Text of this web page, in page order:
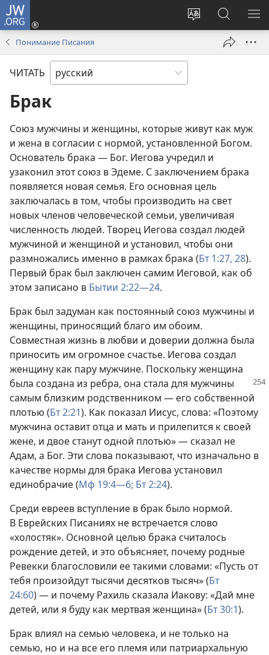
JW.ORG
Изменить
Войти
(открывается
окне)
Поиск
по
jw.org
Понимание Писания
ЧИТАТЬ
Брак
Союз мужчины и женщины, которые живут как муж
и жена в согласии с нормой, установленной Богом.
Основатель брака — Бог. Иегова учредил и
узаконил этот союз в Эдеме. С заключением брака
появляется новая семья. Его основная цель
заключалась в том, чтобы производить на свет
новых членов человеческой семьи, увеличивая
численность людей. Творец Иегова создал людей
мужчиной и женщиной и установил, чтобы они
размножались именно в рамках брака (Бт 1:27, 28).
Первый брак был заключен самим Иеговой, как об
этом записано в Бытии 2:22—24.
Брак был задуман как постоянный союз мужчины и
женщины, приносящий благо им обоим.
Совместная жизнь в любви и доверии должна была
приносить им огромное счастье. Иегова создал
женщину как пару мужчине. Поскольку женщина
была создана из ребра, она стала для мужчины
самым близким родственником — его собственной
плотью (Бт 2:21). Как показал Иисус, слова: «Поэтому
мужчина оставит отца и мать и прилепится к своей
жене, и двое станут одной плотью» — сказал не
Адам, а Бог. Эти слова показывают, что изначально в
качестве нормы для брака Иегова установил
единобрачие (Мф 19:4—6; Бт 2:24).
Среди евреев вступление в брак было нормой.
В Еврейских Писаниях не встречается слово
«холостяк». Основной целью брака считалось
рождение детей, и это объясняет, почему родные
Ревекки благословили ее такими словами: «Пусть от
тебя произойдут тысячи десятков тысяч» (Бт
24:60) — и почему Рахиль сказала Иакову: «Дай мне
детей, или я буду как мертвая женщина» (Бт 30:1).
Брак влиял на семью человека, и не только на
семью, но и на все его племя или патриархальную